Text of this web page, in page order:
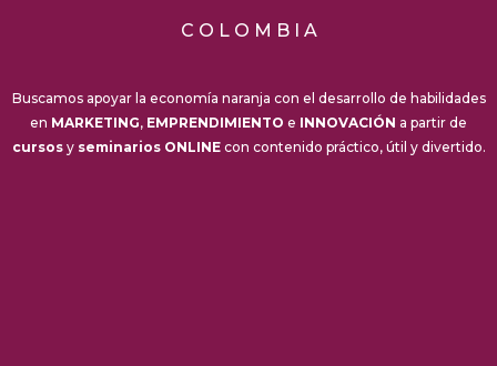
t
r
a
m
t
e
t
C O L O M B I A
Buscamos apoyar la economía naranja con el desarrollo de habilidades
en MARKETING, EMPRENDIMIENTO e INNOVACIÓN a partir de
cursosy seminarios ONLINE con contenido práctico, útil y divertido.